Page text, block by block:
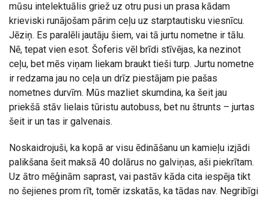
mūsu intelektuālis griež uz otru pusi un prasa kādam
krieviski runājošam pārim ceļu uz starptautisku viesnīcu.
Jēziņ. Es paralēli jautāju šiem, vai tā jurtu nometne ir tālu.
Nē, tepat vien esot. Šoferis vēl brīdi stīvējas, ka nezinot
ceļu, bet mēs viņam liekam braukt tieši turp. Jurtu nometne
ir redzama jau no ceļa un drīz piestājam pie pašas
nometnes durvīm. Mūs mazliet skumdina, ka šeit jau
priekšā stāv lielais tūristu autobuss, bet nu štrunts – jurtas
šeit ir un tas ir galvenais.
Noskaidrojuši, ka kopā ar visu ēdināšanu un kamieļu izjādi
palikšana šeit maksā 40 dolārus no galviņas, aši piekrītam.
Uz ātro mēģinām saprast, vai pastāv kāda cita iespēja tikt
no šejienes prom rīt, tomēr izskatās, ka tādas nav. Negribīgi